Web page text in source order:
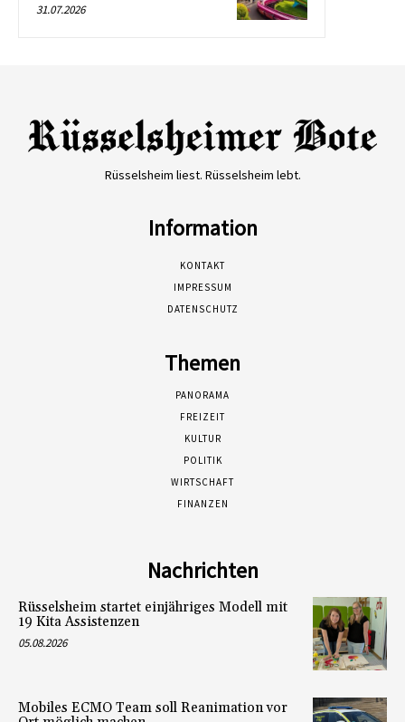
31.07.2026
Rüsselsheim liest. Rüsselsheim lebt.
Information
KONTAKT
IMPRESSUM
DATENSCHUTZ
Themen
PANORAMA
FREIZEIT
KULTUR
POLITIK
WIRTSCHAFT
FINANZEN
Nachrichten
Rüsselsheim startet einjähriges Modell mit
19 Kita Assistenzen
05.08.2026
Mobiles ECMO Team soll Reanimation vor